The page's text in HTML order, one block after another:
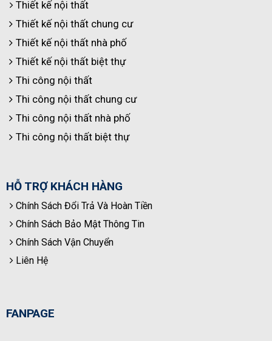
Thiết kế nội thất
Thiết kế nội thất chung cư
Thiết kế nội thất nhà phố
Thiết kế nội thất biệt thự
Thi công nội thất
Thi công nội thất chung cư
Thi công nội thất nhà phố
Thi công nội thất biệt thự
HỖ TRỢ KHÁCH HÀNG
Chính Sách Đổi Trả Và Hoàn Tiền
Chính Sách Bảo Mật Thông Tin
Chính Sách Vận Chuyển
Liên Hệ
FANPAGE